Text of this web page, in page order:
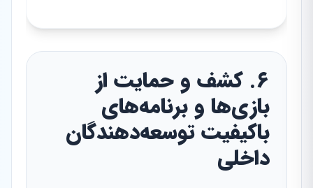
۶. کشف و حمایت از
بازی‌ها و برنامه‌های
باکیفیت توسعه‌دهندگان
داخلی